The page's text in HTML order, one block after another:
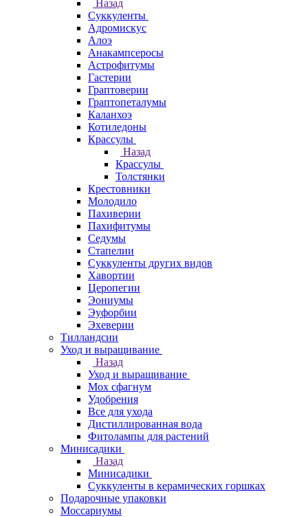
Назад
Суккуленты
Адромискус
Алоэ
Анакампсеросы
Астрофитумы
Гастерии
Граптоверии
Граптопеталумы
Каланхоэ
Котиледоны
Крассулы
Назад
Крассулы
Толстянки
Крестовники
Молодило
Пахиверии
Пахифитумы
Седумы
Стапелии
Суккуленты других видов
Хавортии
Церопегии
Эониумы
Эуфорбии
Эхеверии
Тилландсии
Уход и выращивание
Назад
Уход и выращивание
Мох сфагнум
Удобрения
Все для ухода
Дистиллированная вода
Фитолампы для растений
Минисадики
Назад
Минисадики
Суккуленты в керамических горшках
Подарочные упаковки
Моссариумы